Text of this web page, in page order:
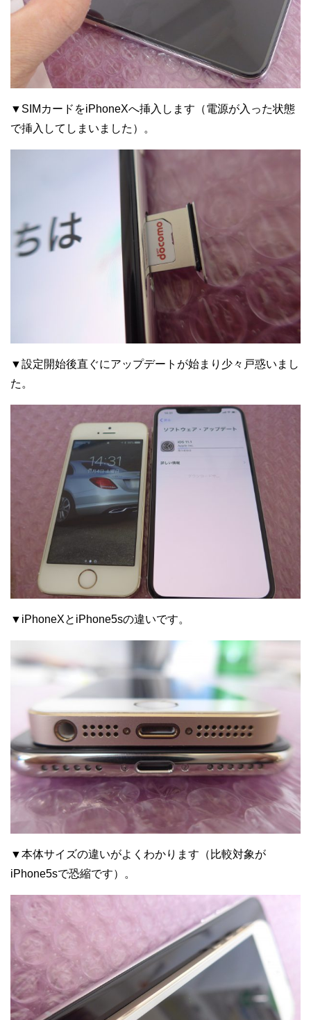
▼SIMカードをiPhoneXへ挿入します（電源が入った状態
で挿入してしまいました）。
▼設定開始後直ぐにアップデートが始まり少々戸惑いまし
た。
▼iPhoneXとiPhone5sの違いです。
▼本体サイズの違いがよくわかります（比較対象が
iPhone5sで恐縮です）。